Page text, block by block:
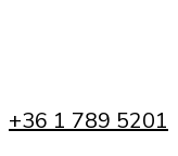
+36 1 789 5201